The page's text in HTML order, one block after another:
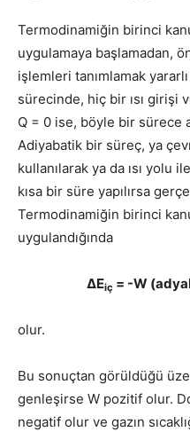
Termodinamiğin birinci
uygulamaya başlamadan,
işlemleri tanımlamak
sürecinde, hiç bir ısı girişi
Q = 0 ise, böyle bir sürece
Adiyabatik bir süreç, ya
kullanılarak ya da ısı yolu
kısa bir süre yapılırsa
Termodinamiğin birinci
uygulandığında
ΔEiç = -W
olur.
Bu sonuçtan görüldüğü
genleşirse W pozitif olur.
negatif olur ve gazın